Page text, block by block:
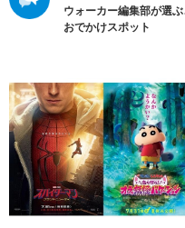
ウォーカー編集部が選
おでかけスポット